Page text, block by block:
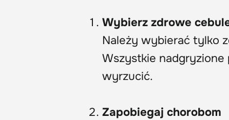
Wybierz zdrowe
Należy wybierać tylko
Wszystkie nadgryzione
wyrzucić.
Zapobiegaj chorobom